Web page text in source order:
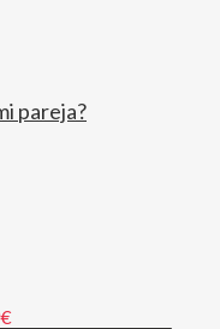
pareja?